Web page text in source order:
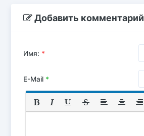
Добавить комментарий
Имя: *
E-Mail *